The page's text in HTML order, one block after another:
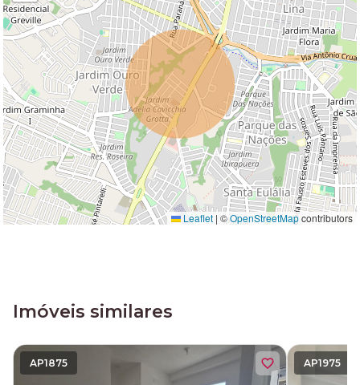
Leaflet | ©OpenStreetMapcontributors
Imóveis similares
AP1875 AP1975